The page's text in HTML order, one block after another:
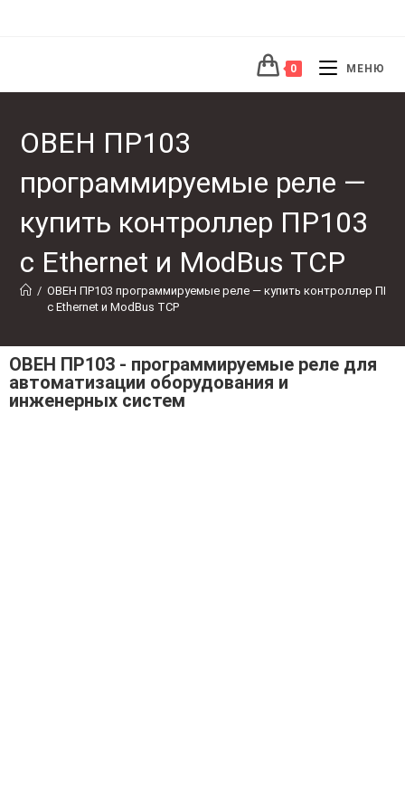
0 МЕНЮ
ОВЕН ПР103
программируемые реле —
купить контроллер ПР103
с Ethernet и ModBus TCP
/ ОВЕН ПР103 программируемые реле — купить контроллер
с Ethernet и ModBus TCP
ОВЕН ПР103 - программируемые реле для
автоматизации оборудования и
инженерных систем